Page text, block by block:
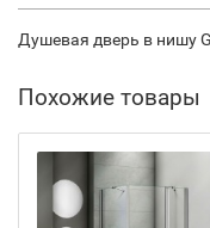
Душевая дверь в нишу
Похожие товары